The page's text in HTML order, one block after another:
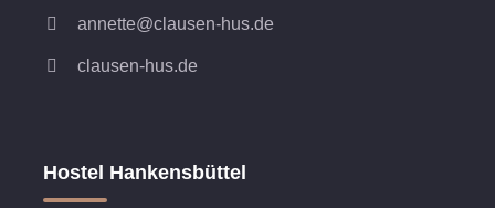
annette@clausen-hus.de
clausen-hus.de
Hostel Hankensbüttel